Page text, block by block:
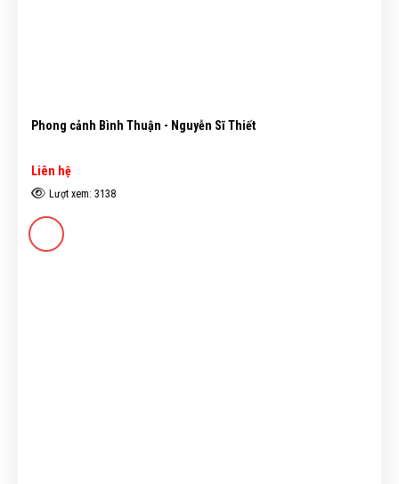
Phong cảnh Bình Thuận - Nguyễn Sĩ Thiết
Liên hệ
Lượt xem: 3138